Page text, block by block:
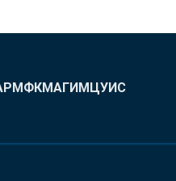
МФКМАГИМЦУИС